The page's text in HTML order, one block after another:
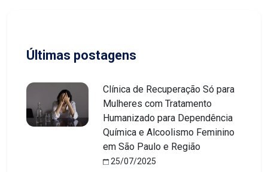
Últimas postagens
Clínica de Recuperação Só para
Mulheres com Tratamento
Humanizado para Dependência
Química e Alcoolismo Feminino
em São Paulo e Região
25/07/2025